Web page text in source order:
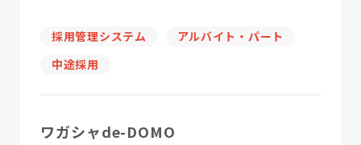
採用管理システム
アルバイト・パート
中途採用
ワガシャde-DOMO